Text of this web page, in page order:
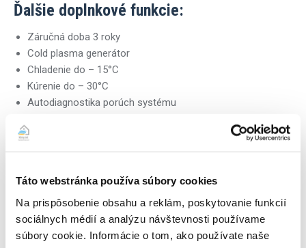
Táto webstránka používa súbory cookies
Na prispôsobenie obsahu a reklám, poskytovanie funkcií
sociálnych médií a analýzu návštevnosti používame
súbory cookie. Informácie o tom, ako používate naše
Ďalšie doplnkové funkcie:
Záručná doba 3 roky
Cold plasma generátor
Chladenie do – 15°C
Kúrenie do – 30°C
Autodiagnostika porúch systému
Antikorózna úprava
Temperovanie na 8°C
výparníku
Odvod kondenzátu na obidve strany
Časovač, autoreštart a autodiagnostika
Chladivo R32 – ekologické chladivo